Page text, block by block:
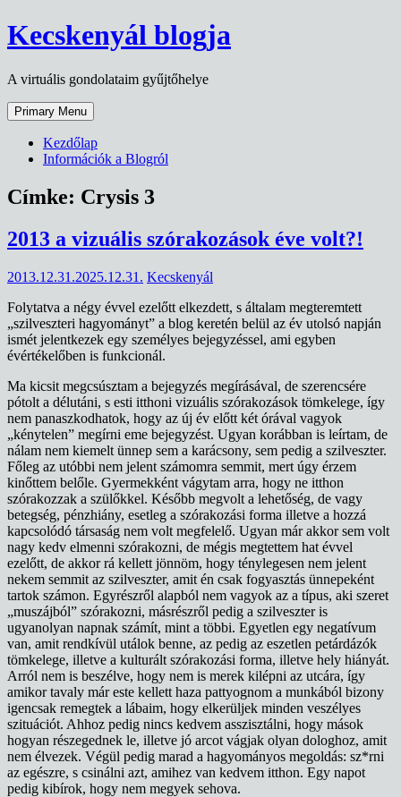
Skip
to
Kecskenyál blogja
A virtuális gondolataim gyűjtőhelye
Primary Menu
Kezdőlap
Információk a Blogról
Címke: Crysis 3
2013 a vizuális szórakozások éve volt?!
2013.12.31.2025.12.31. Kecskenyál
Folytatva a négy évvel ezelőtt elkezdett, s általam megteremtett
„szilveszteri hagyományt” a blog keretén belül az év utolsó napján
ismét jelentkezek egy személyes bejegyzéssel, ami egyben
évértékelőben is funkcionál.
Ma kicsit megcsúsztam a bejegyzés megírásával, de szerencsére
pótolt a délutáni, s esti itthoni vizuális szórakozások tömkelege, így
nem panaszkodhatok, hogy az új év előtt két órával vagyok
„kénytelen” megírni eme bejegyzést. Ugyan korábban is leírtam, de
nálam nem kiemelt ünnep sem a karácsony, sem pedig a szilveszter.
Főleg az utóbbi nem jelent számomra semmit, mert úgy érzem
kinőttem belőle. Gyermekként vágytam arra, hogy ne itthon
szórakozzak a szülőkkel. Később megvolt a lehetőség, de vagy
betegség, pénzhiány, esetleg a szórakozási forma illetve a hozzá
kapcsolódó társaság nem volt megfelelő. Ugyan már akkor sem volt
nagy kedv elmenni szórakozni, de mégis megtettem hat évvel
ezelőtt, de akkor rá kellett jönnöm, hogy ténylegesen nem jelent
nekem semmit az szilveszter, amit én csak fogyasztás ünnepeként
tartok számon. Egyrészről alapból nem vagyok az a típus, aki szeret
„muszájból” szórakozni, másrészről pedig a szilveszter is
ugyanolyan napnak számít, mint a többi. Egyetlen egy negatívum
van, amit rendkívül utálok benne, az pedig az eszetlen petárdázók
tömkelege, illetve a kulturált szórakozási forma, illetve hely hiányát.
Arról nem is beszélve, hogy nem is merek kilépni az utcára, így
amikor tavaly már este kellett haza pattyognom a munkából bizony
igencsak remegtek a lábaim, hogy elkerüljek minden veszélyes
szituációt. Ahhoz pedig nincs kedvem asszisztálni, hogy mások
hogyan részegednek le, illetve jó arcot vágjak olyan dologhoz, amit
nem élvezek. Végül pedig marad a hagyományos megoldás: sz*rni
az egészre, s csinálni azt, amihez van kedvem itthon. Egy napot
pedig kibírok, hogy nem megyek sehova.